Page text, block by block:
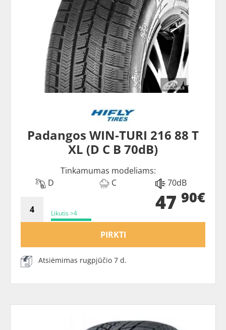
Padangos WIN-TURI 216 88 T
XL (D C B 70dB)
Tinkamumas modeliams:
D
C 70dB
Likutis >4 47 90€
PIRKTI
Atsiėmimas rugpjūčio 7 d.